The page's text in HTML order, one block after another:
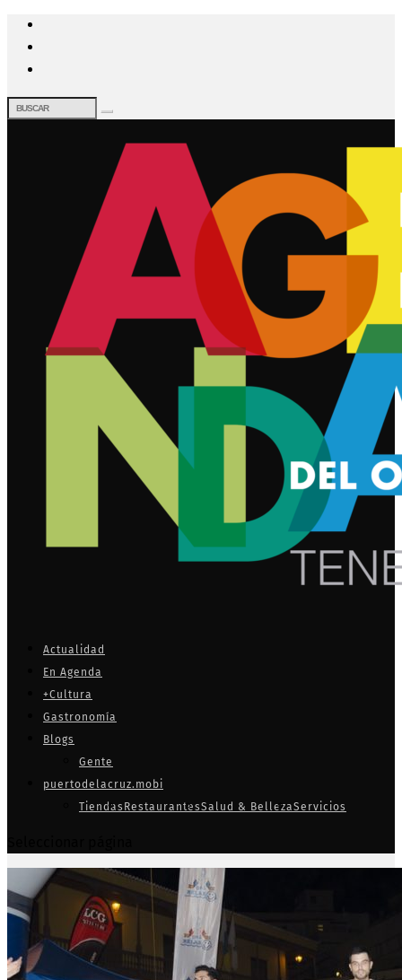
Actualidad
En Agenda
+Cultura
Gastronomía
Blogs
Gente
puertodelacruz.mobi
Tiendas RestaurantesSalud & BellezaServicios